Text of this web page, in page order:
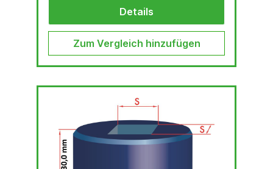
Details
Zum Vergleich hinzufügen